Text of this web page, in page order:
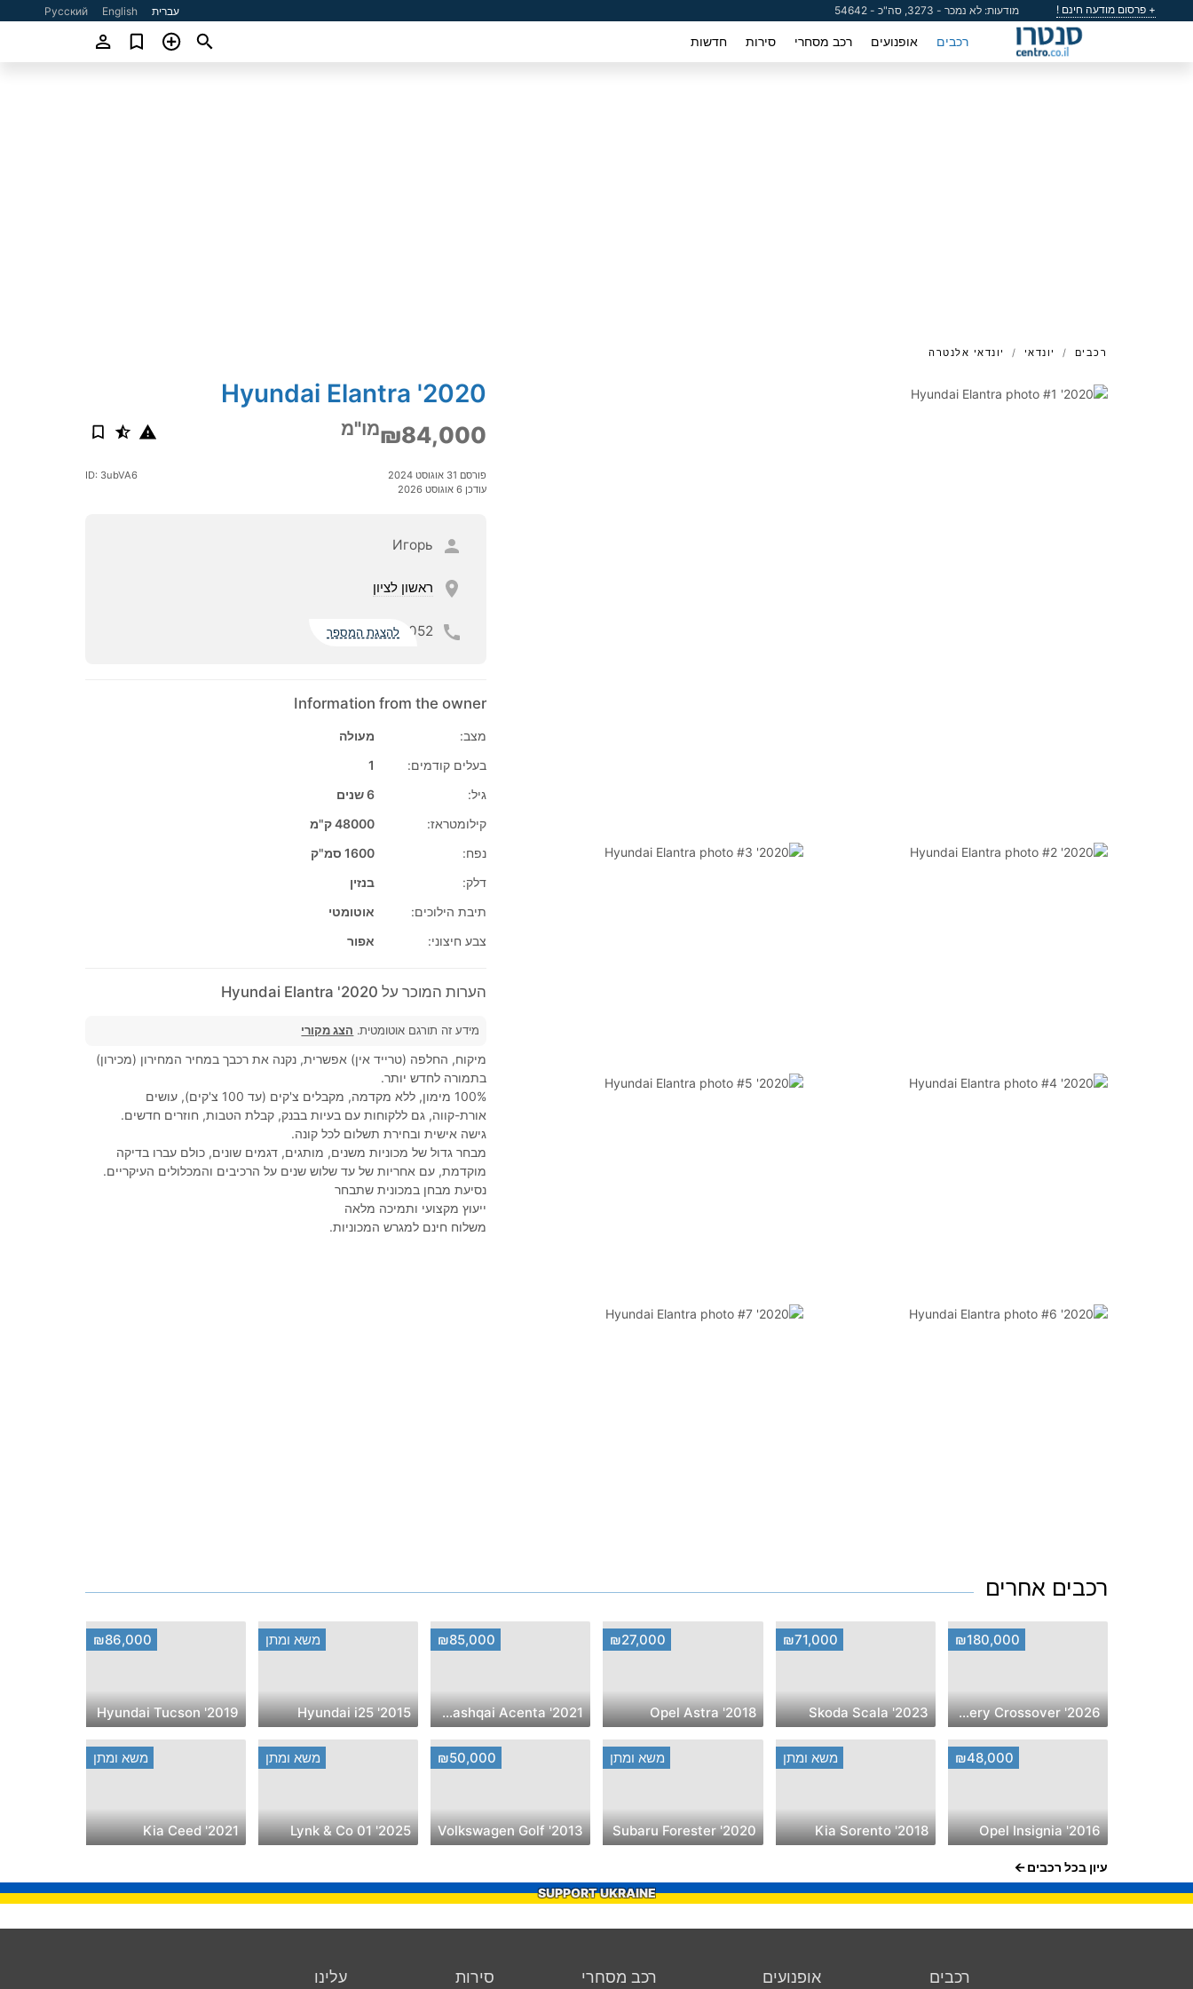
+ פרסום מודעה חינם ! מודעות: לא נמכר - 3273, סה"כ - 54642 עברית English
Русский
רכבים אופנועים רכב מסחרי סירות חדשות
רכבים יונדאי יונדאי אלנטרה
2020' Hyundai Elantra
₪84,000מו"מ
פורסם 31 אוגוסט 2024
עודכן 6 אוגוסט 2026
ID: 3ubVA6
Игорь
ראשון לציון
052 להצגת המספר
Information from the owner
מצב:
מעולה
בעלים קודמים:
1
גיל:
6 שנים
קילומטראז:
48000 ק"מ
נפח:
1600 סמ"ק
דלק:
בנזין
תיבת הילוכים:
אוטומטי
צבע חיצוני:
אפור
הערות המוכר על 2020' Hyundai Elantra
מידע זה תורגם אוטומטית. הצג מקורי
מיקוח, החלפה (טרייד אין) אפשרית, נקנה את רכבך במחיר המחירון (מכירון)
בתמורה לחדש יותר.
100% מימון, ללא מקדמה, מקבלים צ'קים (עד 100 צ'קים), עושים
אורת-קווה, גם ללקוחות עם בעיות בבנק, קבלת הטבות, חוזרים חדשים.
גישה אישית ובחירת תשלום לכל קונה.
מבחר גדול של מכוניות משנים, מותגים, דגמים שונים, כולם עברו בדיקה
מוקדמת, עם אחריות של עד שלוש שנים על הרכיבים והמכלולים העיקריים.
נסיעת מבחן במכונית שתבחר
ייעוץ מקצועי ותמיכה מלאה
משלוח חינם למגרש המכוניות.
רכבים אחרים
₪180,000
2026' Chery Crossover
₪71,000
2023' Skoda Scala
₪27,000
2018' Opel Astra
₪85,000
2021' Nissan Qashqai Acenta
משא ומתן
2015' Hyundai i25
₪86,000
2019' Hyundai Tucson
₪48,000
2016' Opel Insignia
משא ומתן
2018' Kia Sorento
משא ומתן
2020' Subaru Forester
₪50,000
2013' Volkswagen Golf
משא ומתן
2025' Lynk & Co 01
משא ומתן
2021' Kia Ceed
עיון בכל רכבים
SUPPORT UKRAINE
רכבים אופנועים רכב מסחרי סירות עלינו